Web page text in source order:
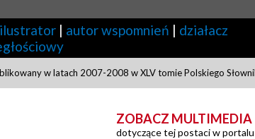
ilustrator | autor wspomnień | działacz
w latach 2007-2008 w XLV tomie Polskiego
ZOBACZ MULTIMEDIA
dotyczące tej postaci w portalu